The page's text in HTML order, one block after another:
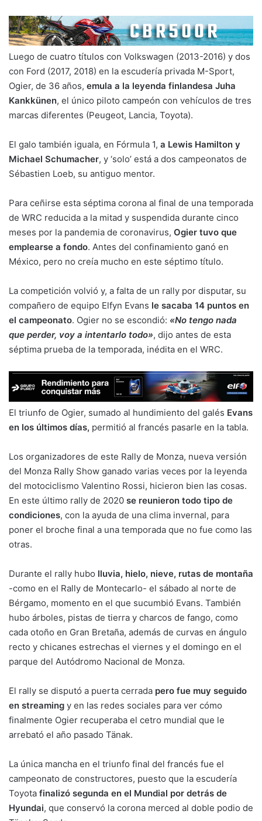
Luego de cuatro títulos con Volkswagen (2013-2016) y dos
con Ford (2017, 2018) en la escudería privada M-Sport,
Ogier, de 36 años, emula a la leyenda finlandesa Juha
Kankkünen, el único piloto campeón con vehículos de tres
marcas diferentes (Peugeot, Lancia, Toyota).
El galo también iguala, en Fórmula 1, a Lewis Hamilton y
Michael Schumacher, y ‘solo’ está a dos campeonatos de
Sébastien Loeb, su antiguo mentor.
Para ceñirse esta séptima corona al final de una temporada
de WRC reducida a la mitad y suspendida durante cinco
meses por la pandemia de coronavirus, Ogier tuvo que
emplearse a fondo. Antes del confinamiento ganó en
México, pero no creía mucho en este séptimo título.
La competición volvió y, a falta de un rally por disputar, su
compañero de equipo Elfyn Evans le sacaba 14 puntos en
el campeonato. Ogier no se escondió: «No tengo nada
que perder, voy a intentarlo todo», dijo antes de esta
séptima prueba de la temporada, inédita en el WRC.
El triunfo de Ogier, sumado al hundimiento del galés Evans
en los últimos días, permitió al francés pasarle en la tabla.
Los organizadores de este Rally de Monza, nueva versión
del Monza Rally Show ganado varias veces por la leyenda
del motociclismo Valentino Rossi, hicieron bien las cosas.
En este último rally de 2020 se reunieron todo tipo de
condiciones, con la ayuda de una clima invernal, para
poner el broche final a una temporada que no fue como las
otras.
Durante el rally hubo lluvia, hielo, nieve, rutas de montaña
-como en el Rally de Montecarlo- el sábado al norte de
Bérgamo, momento en el que sucumbió Evans. También
hubo árboles, pistas de tierra y charcos de fango, como
cada otoño en Gran Bretaña, además de curvas en ángulo
recto y chicanes estrechas el viernes y el domingo en el
parque del Autódromo Nacional de Monza.
El rally se disputó a puerta cerrada pero fue muy seguido
en streaming y en las redes sociales para ver cómo
finalmente Ogier recuperaba el cetro mundial que le
arrebató el año pasado Tänak.
La única mancha en el triunfo final del francés fue el
campeonato de constructores, puesto que la escudería
Toyota finalizó segunda en el Mundial por detrás de
Hyundai, que conservó la corona merced al doble podio de